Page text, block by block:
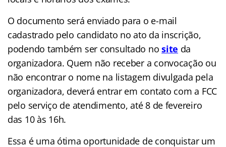
O documento será enviado para o e-mail
cadastrado pelo candidato no ato da inscrição,
podendo também ser consultado nosite da
organizadora. Quem não receber a convocação ou
não encontrar o nome na listagem divulgada pela
organizadora, deverá entrar em contato com a FCC
pelo serviço de atendimento, até 8 de fevereiro
das 10 às 16h.
Essa é uma ótima oportunidade de conquistar um